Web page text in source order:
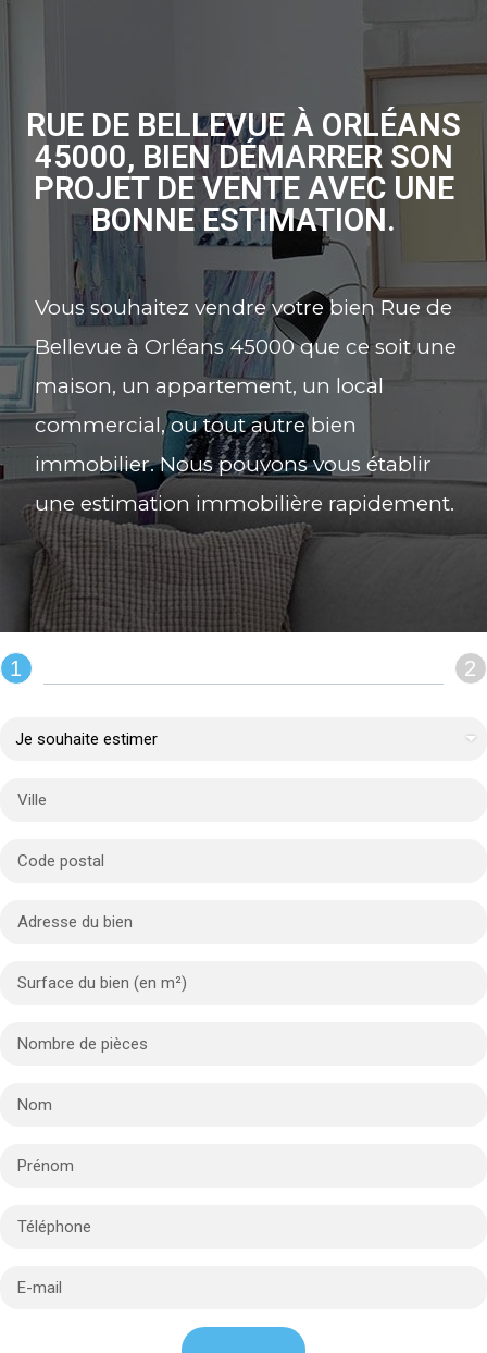
RUE DE BELLEVUE À ORLÉANS
45000, BIEN DÉMARRER SON
PROJET DE VENTE AVEC UNE
BONNE ESTIMATION.
Vous souhaitez vendre votre bien Rue de
Bellevue à Orléans 45000 que ce soit une
maison, un appartement, un local
commercial, ou tout autre bien
immobilier. Nous pouvons vous établir
une estimation immobilière rapidement.
REMPLIR LE FORMULAIRE :
1 2